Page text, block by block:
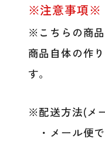
※注意事項※
※こちらの商品
商品自体の作
す。
※配送方法(メ
・メール便で